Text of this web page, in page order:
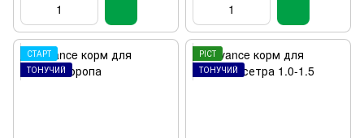
СТАРТ
ТОНУЧИЙ
РІСТ
ТОНУЧИЙ